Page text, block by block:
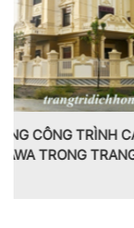
Trang trí nội
Hồng Hawa